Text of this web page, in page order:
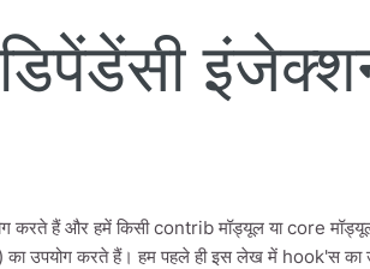
करते हैं और हमें किसी contrib मॉड्यूल या core
उपयोग करते हैं। हम पहले ही इस लेख में hook'स का